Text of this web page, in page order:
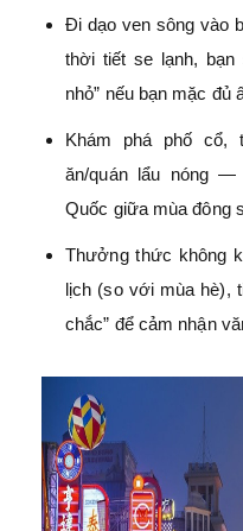
Đi dạo ven sông vào
thời tiết se lạnh, bạn
nhỏ” nếu bạn mặc đủ
Khám phá phố cổ,
ăn/quán lẩu nóng —
Quốc giữa mùa đông
Thưởng thức không
lịch (so với mùa hè),
chắc” để cảm nhận